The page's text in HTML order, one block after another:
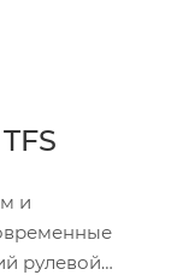
и
рулевой